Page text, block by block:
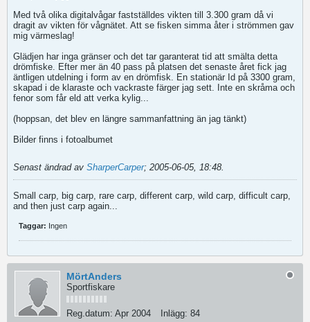
Med två olika digitalvågar fastställdes vikten till 3.300 gram då vi
dragit av vikten för vågnätet. Att se fisken simma åter i strömmen gav
mig värmeslag!
Glädjen har inga gränser och det tar garanterat tid att smälta detta
drömfiske. Efter mer än 40 pass på platsen det senaste året fick jag
äntligen utdelning i form av en drömfisk. En stationär Id på 3300 gram,
skapad i de klaraste och vackraste färger jag sett. Inte en skråma och
fenor som får eld att verka kylig...
(hoppsan, det blev en längre sammanfattning än jag tänkt)
Bilder finns i fotoalbumet
Senast ändrad av SharperCarper; 2005-06-05, 18:48.
Small carp, big carp, rare carp, different carp, wild carp, difficult carp,
and then just carp again...
Taggar: Ingen
MörtAnders
Sportfiskare
Reg.datum: Apr 2004 Inlägg: 84